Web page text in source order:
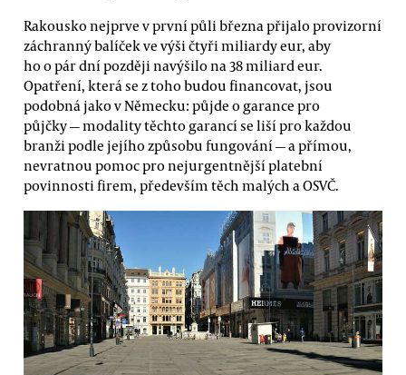
Rakousko nejprve v první půli března přijalo provizorní
záchranný balíček ve výši čtyři miliardy eur, aby
ho o pár dní později navýšilo na 38 miliard eur.
Opatření, která se z toho budou financovat, jsou
podobná jako v Německu: půjde o garance pro
půjčky — modality těchto garancí se liší pro každou
branži podle jejího způsobu fungování — a přímou,
nevratnou pomoc pro nejurgentnější platební
povinnosti firem, především těch malých a OSVČ.